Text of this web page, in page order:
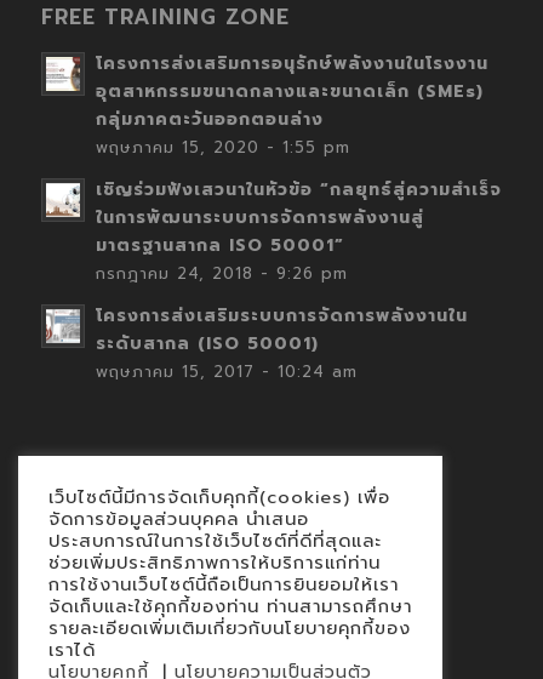
FREE TRAINING ZONE
โครงการส่งเสริมการอนุรักษ์พลังงานในโรงงาน
อุตสาหกรรมขนาดกลางและขนาดเล็ก (SMEs)
กลุ่มภาคตะวันออกตอนล่าง
พฤษภาคม 15, 2020 - 1:55 pm
เชิญร่วมฟังเสวนาในหัวข้อ “กลยุทธ์สู่ความสำเร็จ
ในการพัฒนาระบบการจัดการพลังงานสู่
มาตรฐานสากล ISO 50001”
กรกฎาคม 24, 2018 - 9:26 pm
โครงการส่งเสริมระบบการจัดการพลังงานใน
ระดับสากล (ISO 50001)
พฤษภาคม 15, 2017 - 10:24 am
Contact
นโยบายคุกกี้
นโยบายข้อมูลส่วนบุคคล
เว็บไซต์นี้มีการจัดเก็บคุกกี้(cookies) เพื่อ
จัดการข้อมูลส่วนบุคคล นำเสนอ
ประสบการณ์ในการใช้เว็บไซต์ที่ดีที่สุดและ
ช่วยเพิ่มประสิทธิภาพการให้บริการแก่ท่าน
การใช้งานเว็บไซต์นี้ถือเป็นการยินยอมให้เรา
จัดเก็บและใช้คุกกี้ของท่าน ท่านสามารถศึกษา
รายละเอียดเพิ่มเติมเกี่ยวกับนโยบายคุกกี้ของ
เราได้
นโยบายคุกกี้ | นโยบายความเป็นส่วนตัว